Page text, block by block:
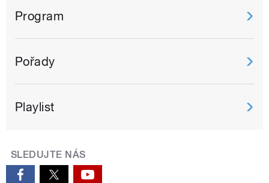
Program
Pořady
Playlist
SLEDUJTE NÁS